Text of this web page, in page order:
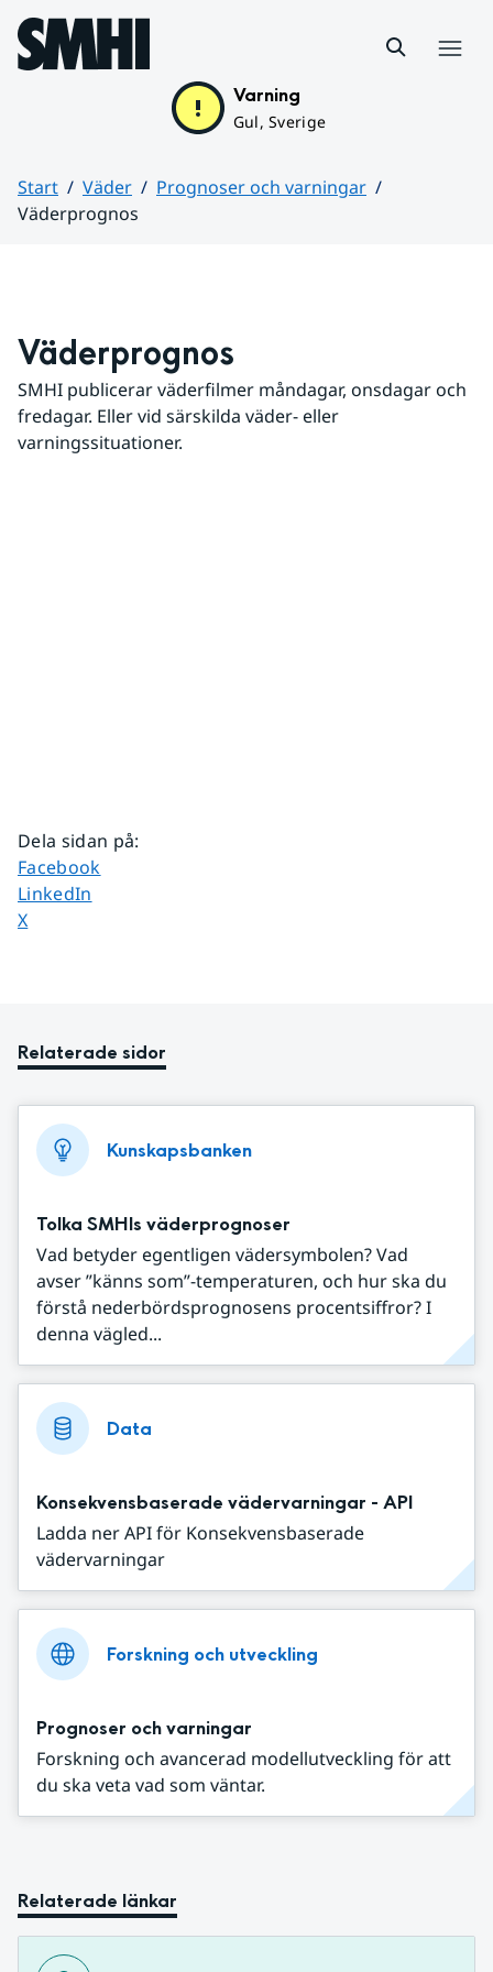
Hoppa till sidans innehåll
Varning
Gul, Sverige
Start Väder
Prognoser och varningar
Väderprognos
Väderprognos
SMHI publicerar väderfilmer måndagar, onsdagar och
fredagar. Eller vid särskilda väder- eller
varningssituationer.
Dela sidan på:
Dela sidan på
Facebook
Dela sidan på
LinkedIn
Dela sidan på
X
Relaterade sidor
Kunskapsbanken
Tolka SMHIs väderprognoser
Vad betyder egentligen vädersymbolen? Vad
avser ”känns som”-temperaturen, och hur ska du
förstå nederbördsprognosens procentsiffror? I
denna vägled...
Data
Konsekvensbaserade vädervarningar - API
Ladda ner API för Konsekvensbaserade
vädervarningar
Forskning och utveckling
Prognoser och varningar
Forskning och avancerad modellutveckling för att
du ska veta vad som väntar.
Relaterade länkar